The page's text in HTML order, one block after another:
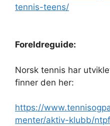
tennis-teens/
Foreldreguide:
Norsk tennis har
finner den her:
https://
menter/aktiv-klubb/